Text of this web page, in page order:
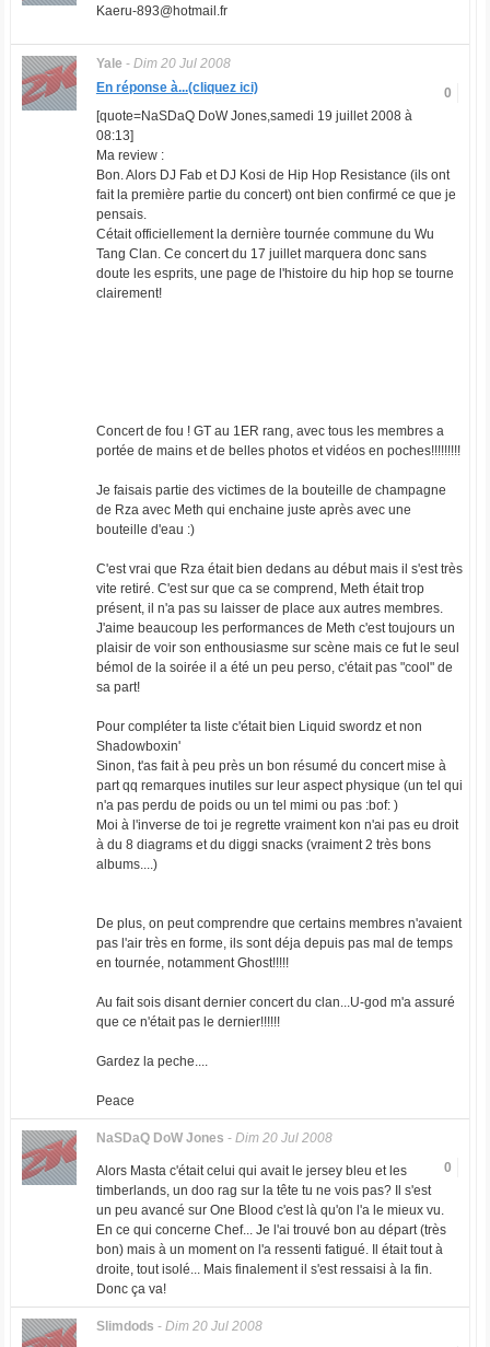
Kaeru-893@hotmail.fr
Yale - Dim 20 Jul 2008
0
En réponse à...(cliquez ici)
[quote=NaSDaQ DoW Jones,samedi 19 juillet 2008 à
08:13]
Ma review :
Bon. Alors DJ Fab et DJ Kosi de Hip Hop Resistance (ils ont
fait la première partie du concert) ont bien confirmé ce que je
pensais.
Cétait officiellement la dernière tournée commune du Wu
Tang Clan. Ce concert du 17 juillet marquera donc sans
doute les esprits, une page de l'histoire du hip hop se tourne
clairement!
Concert de fou ! GT au 1ER rang, avec tous les membres a
portée de mains et de belles photos et vidéos en poches!!!!!!!!!
Je faisais partie des victimes de la bouteille de champagne
de Rza avec Meth qui enchaine juste après avec une
bouteille d'eau :)
C'est vrai que Rza était bien dedans au début mais il s'est très
vite retiré. C'est sur que ca se comprend, Meth était trop
présent, il n'a pas su laisser de place aux autres membres.
J'aime beaucoup les performances de Meth c'est toujours un
plaisir de voir son enthousiasme sur scène mais ce fut le seul
bémol de la soirée il a été un peu perso, c'était pas "cool" de
sa part!
Pour compléter ta liste c'était bien Liquid swordz et non
Shadowboxin'
Sinon, t'as fait à peu près un bon résumé du concert mise à
part qq remarques inutiles sur leur aspect physique (un tel qui
n'a pas perdu de poids ou un tel mimi ou pas :bof: )
Moi à l'inverse de toi je regrette vraiment kon n'ai pas eu droit
à du 8 diagrams et du diggi snacks (vraiment 2 très bons
albums....)
De plus, on peut comprendre que certains membres n'avaient
pas l'air très en forme, ils sont déja depuis pas mal de temps
en tournée, notamment Ghost!!!!!
Au fait sois disant dernier concert du clan...U-god m'a assuré
que ce n'était pas le dernier!!!!!!
Gardez la peche....
Peace
NaSDaQ DoW Jones - Dim 20 Jul 2008
0
Alors Masta c'était celui qui avait le jersey bleu et les
timberlands, un doo rag sur la tête tu ne vois pas? Il s'est
un peu avancé sur One Blood c'est là qu'on l'a le mieux vu.
En ce qui concerne Chef... Je l'ai trouvé bon au départ (très
bon) mais à un moment on l'a ressenti fatigué. Il était tout à
droite, tout isolé... Mais finalement il s'est ressaisi à la fin.
Donc ça va!
Slimdods - Dim 20 Jul 2008